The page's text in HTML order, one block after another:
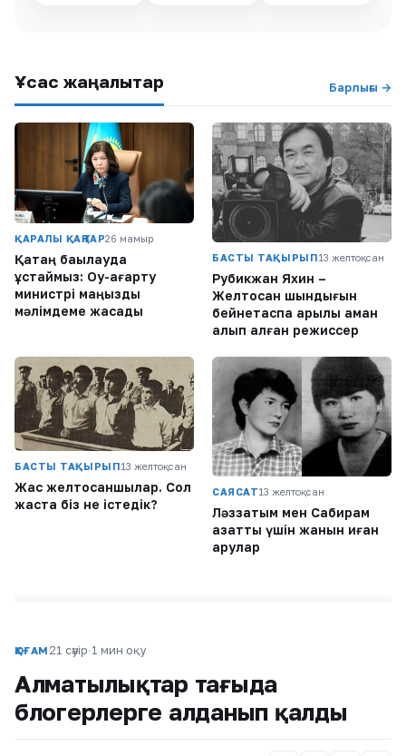
Ұқсас жаңалықтар Барлығы →
ҚАРАЛЫ ҚАҢТАР26 мамыр
Қатаң бақылауда
ұстаймыз: Оқу-ағарту
министрі маңызды
мәлімдеме жасады
БАСТЫ ТАҚЫРЫП13 желтоқсан
Рубикжан Яхин –
Желтоқсан шындығын
бейнетаспа арқылы аман
алып қалған режиссер
БАСТЫ ТАҚЫРЫП13 желтоқсан
Жас желтоқсаншылар. Сол
жаста біз не істедік?
САЯСАТ13 желтоқсан
Ләззатым мен Сабирам
азаттық үшін жанын қиған
арулар
ҚОҒАМ 21 сәуір·1 мин оқу
Алматылықтар тағыда
блогерлерге алданып қалды